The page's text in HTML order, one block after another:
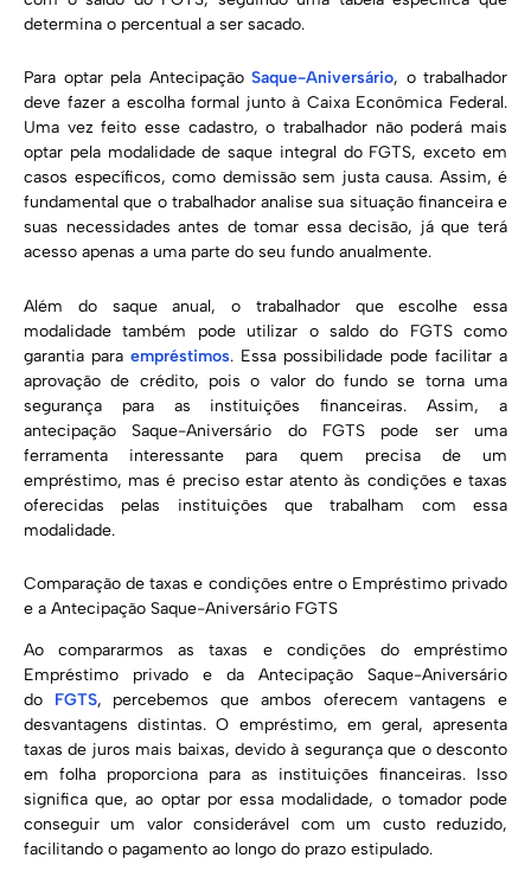
determina o percentual a ser sacado.
Para optar pela Antecipação Saque-Aniversário, o trabalhador
deve fazer a escolha formal junto à Caixa Econômica Federal.
Uma vez feito esse cadastro, o trabalhador não poderá mais
optar pela modalidade de saque integral do FGTS, exceto em
casos específicos, como demissão sem justa causa. Assim, é
fundamental que o trabalhador analise sua situação financeira e
suas necessidades antes de tomar essa decisão, já que terá
acesso apenas a uma parte do seu fundo anualmente.
Além do saque anual, o trabalhador que escolhe essa
modalidade também pode utilizar o saldo do FGTS como
garantia para empréstimos. Essa possibilidade pode facilitar a
aprovação de crédito, pois o valor do fundo se torna uma
segurança para as instituições financeiras. Assim, a
antecipação Saque-Aniversário do FGTS pode ser uma
ferramenta interessante para quem precisa de um
empréstimo, mas é preciso estar atento às condições e taxas
oferecidas pelas instituições que trabalham com essa
modalidade.
Comparação de taxas e condições entre o Empréstimo privado
e a Antecipação Saque-Aniversário FGTS
Ao compararmos as taxas e condições do empréstimo
Empréstimo privado e da Antecipação Saque-Aniversário
do FGTS, percebemos que ambos oferecem vantagens e
desvantagens distintas. O empréstimo, em geral, apresenta
taxas de juros mais baixas, devido à segurança que o desconto
em folha proporciona para as instituições financeiras. Isso
significa que, ao optar por essa modalidade, o tomador pode
conseguir um valor considerável com um custo reduzido,
facilitando o pagamento ao longo do prazo estipulado.